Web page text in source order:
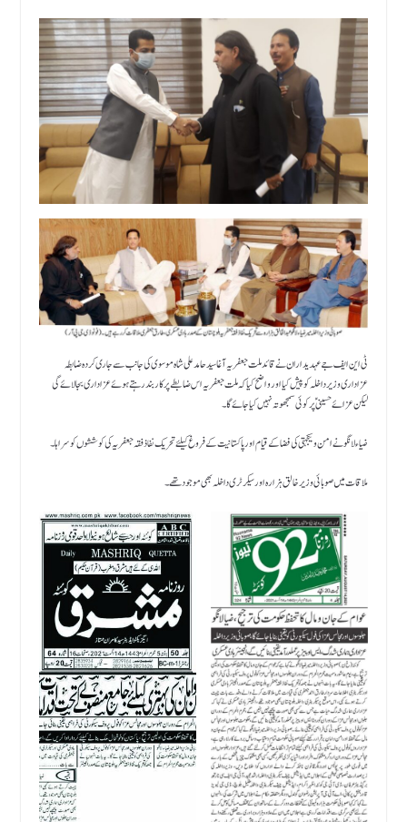
ٹی این ایف جے عہدیداران نے قائد ملت جعفریہ آغا سید حامد علی شاہ موسوی کی جانب سے جاری کردہ ضابطہ
عزاداری وزیر داخلہ کو پیش کیا اور واضح کیا کہ ملت جعفریہ اس ضابطے پر کاربند رہتے ہوئے عزاداری بجا لائے گی
لیکن عزائے حسینی ؑ پر کوئی سمجھوتہ نہیں کیا جائے گا۔
ضیاء لانگو نے امن و یکجہتی کی فضا کے قیام اور پاکستانیت کے فروغ کیلئے تحریک نفاذ فقہ جعفریہ کی کوششوں کو سراہا۔
ملاقات میں صوبائی وزیر خالق ہزارہ اور سیکرٹری داخلہ بھی موجود تھے۔